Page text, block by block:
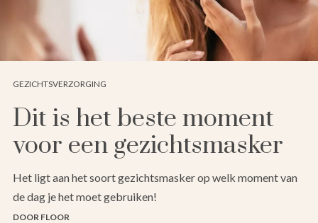
GEZICHTSVERZORGING
Dit is het beste moment
voor een gezichtsmasker
Het ligt aan het soort gezichtsmasker op welk moment van
de dag je het moet gebruiken!
DOOR FLOOR